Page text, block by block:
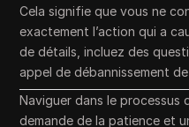
Cela signifie que vous ne
exactement l’action qui a
de détails, incluez des
appel de débannissement
Naviguer dans le processus
demande de la patience et